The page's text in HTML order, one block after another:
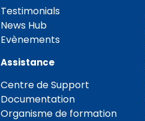
Testimonials
News Hub
Evènements
Assistance
Centre de Support
Documentation
Organisme de formation